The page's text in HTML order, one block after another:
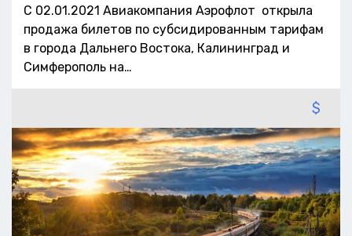
С 02.01.2021 Авиакомпания Аэрофлот открыла
продажа билетов по субсидированным тарифам
в города Дальнего Востока, Калининград и
Симферополь на…
$